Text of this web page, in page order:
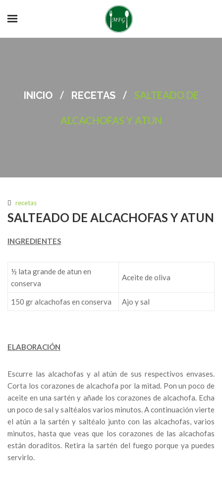
INICIO / RECETAS / SALTEADO DE
ALCACHOFAS Y ATUN
recetas
SALTEADO DE ALCACHOFAS Y ATUN
INGREDIENTES
½ lata grande de atun en
conserva
Aceite de oliva
150 gr alcachofas en conserva Ajo y sal
ELABORACIÓN
Escurre las alcachofas y al atún de sus respectivos envases.
Corta los corazones de alcachofa por la mitad. Pon un poco de
aceite en una sartén y añade los corazones de alcachofa. Echa
un poco de sal y saltéalos varios minutos. A continuación vierte
el atún a la sartén y saltéalo junto con las alcachofas, varios
minutos, hasta que veas que los corazones de las alcachofas
están doraditos. Retira la sartén del fuego porque ya puedes
servirlo.